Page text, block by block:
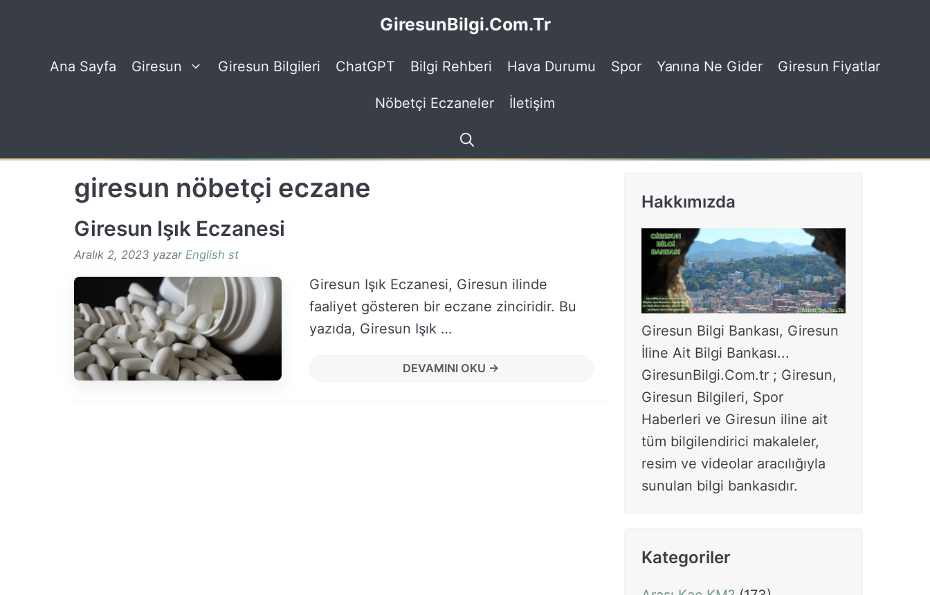
GiresunBilgi.Com.Tr
Ana Sayfa Giresun Giresun Bilgileri ChatGPT Bilgi Rehberi Hava Durumu Spor Yanına Ne Gider Giresun Fiyatlar
Nöbetçi Eczaneler İletişim
giresun nöbetçi eczane
Giresun Işık Eczanesi
Aralık 2, 2023 yazar English st
Giresun Işık Eczanesi, Giresun ilinde
faaliyet gösteren bir eczane zinciridir. Bu
yazıda, Giresun Işık …
DEVAMINI OKU →
Hakkımızda
Giresun Bilgi Bankası, Giresun
İline Ait Bilgi Bankası...
GiresunBilgi.Com.tr ; Giresun,
Giresun Bilgileri, Spor
Haberleri ve Giresun iline ait
tüm bilgilendirici makaleler,
resim ve videolar aracılığıyla
sunulan bilgi bankasıdır.
Kategoriler